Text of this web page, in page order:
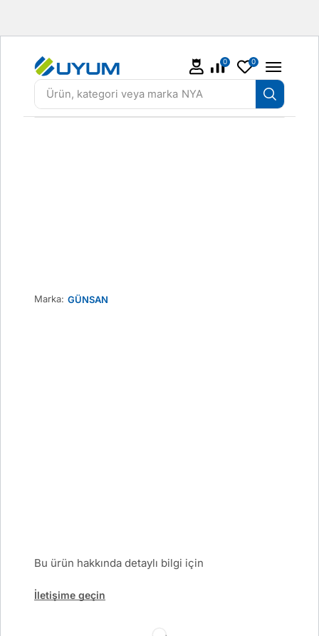
Ürün, kategori veya marka NYA
0 0
Marka: GÜNSAN
Bu ürün hakkında detaylı bilgi için
İletişime geçin